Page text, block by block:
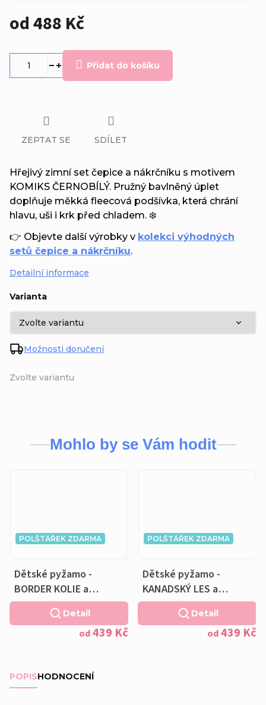
od488 Kč
Zvolte variantu
Varianta
Možnosti doručení
Přidat do košíku
Hřejivý zimní set čepice a nákrčníku s motivem
KOMIKS ČERNOBÍLÝ. Pružný bavlněný úplet
doplňuje měkká fleecová podšívka, která chrání
hlavu, uši i krk před chladem. ❄️
👉 Objevte další výrobky v kolekci výhodných
setů čepice a nákrčníku.
Detailní informace
ZEPTAT SE SDÍLET
Mohlo by se Vám hodit
POLŠTÁŘEK ZDARMA
Dětské pyžamo -
BORDER KOLIE a
Polštářek ZDARMA
od439 Kč
Detail
POLŠTÁŘEK ZDARMA
Dětské pyžamo -
KANADSKÝ LES a
Polštářek ZDARMA
od439 Kč
Detail
POPISHODNOCENÍ